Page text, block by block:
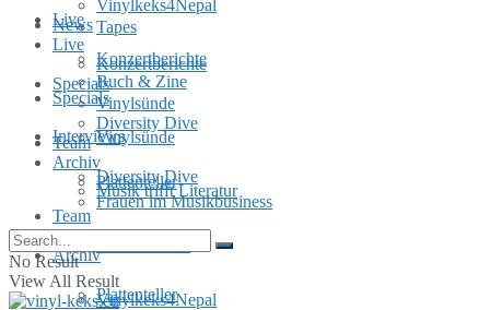
Live
Konzertberichte
Specials
Vinylsünde
Diversity Dive
Team
Archiv
Plattenteller
Tapes
Buch & Zine
Interviews
Musik trifft Literatur
Vinylkeks4Nepal
Vinylkeks4Nepal
News
Live
Konzertberichte
Specials
Vinylsünde
Diversity Dive
Team
Archiv
Plattenteller
Frauen im Musikbusiness
No Result
View All Result